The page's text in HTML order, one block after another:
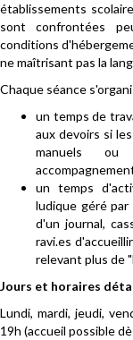
établissements
sont confrontées
conditions
ne maîtrisant pas la
Chaque séance
un temps de
aux devoirs si
manuels ou
un temps
ludique géré
d'un journal,
ravi.es
relevant plus de
Jours et horaires
Lundi, mardi, jeudi,
19h (accueil possible